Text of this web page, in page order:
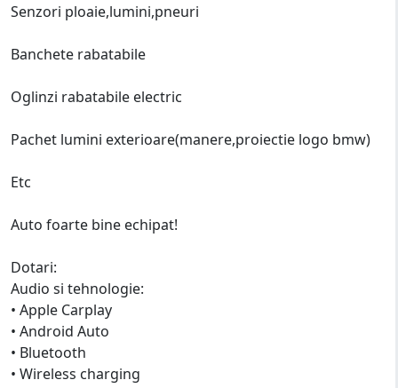
Senzori ploaie,lumini,pneuri
Banchete rabatabile
Oglinzi rabatabile electric
Pachet lumini exterioare(manere,proiectie logo bmw)
Etc
Auto foarte bine echipat!
Dotari:
Audio si tehnologie:
• Apple Carplay
• Android Auto
• Bluetooth
• Wireless charging